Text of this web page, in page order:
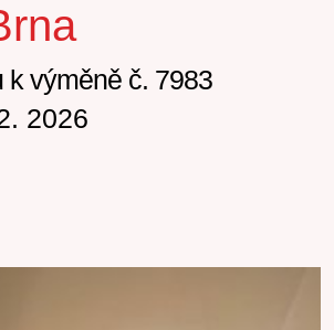
k výměně č. 7983
2026